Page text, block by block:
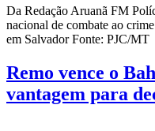
Da Redação Aruanã FM
nacional de combate ao
em Salvador Fonte: PJC/MT
Remo vence o
vantagem para